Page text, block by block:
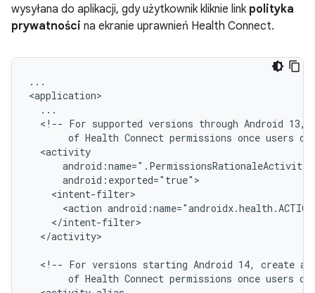
wysyłana do aplikacji, gdy użytkownik kliknie link polityka
prywatności na ekranie uprawnień Health Connect.
...
<!-- For supported versions through Android 13,
of Health Connect permissions once users
<action
</activity>
<!-- For versions starting Android 14, create an
of Health Connect permissions once users